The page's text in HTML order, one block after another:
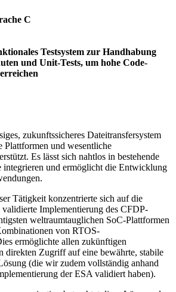
C
Testsystem zur Handhabung
und Unit-Tests, um hohe Code-
zukunftssicheres Dateitransfersystem
Plattformen und wesentliche
Es lässt sich nahtlos in bestehende
integrieren und ermöglicht die Entwicklung
Tätigkeit konzentrierte sich auf die
validierte Implementierung des CFDP-
weltraumtauglichen SoC-Plattformen
von RTOS-
ermöglichte allen zukünftigen
direkten Zugriff auf eine bewährte, stabile
(die wir zudem vollständig anhand
der ESA validiert haben).